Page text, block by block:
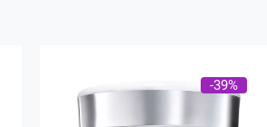
-39%